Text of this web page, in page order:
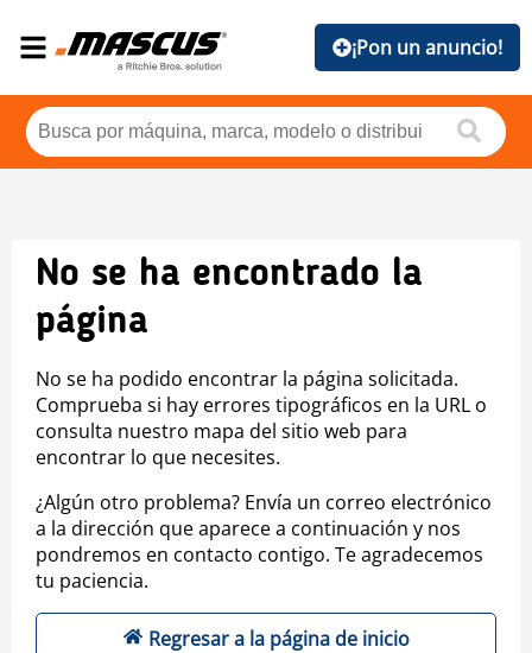
¡Pon un anuncio!
No se ha encontrado la
página
No se ha podido encontrar la página solicitada.
Comprueba si hay errores tipográficos en la URL o
consulta nuestro mapa del sitio web para
encontrar lo que necesites.
¿Algún otro problema? Envía un correo electrónico
a la dirección que aparece a continuación y nos
pondremos en contacto contigo. Te agradecemos
tu paciencia.
Regresar a la página de inicio